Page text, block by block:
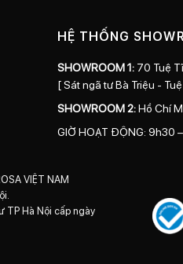
HỆ THỐNG
SHOWROOM 1: 70 Tuệ
[ Sát ngã tư Bà Triệu -
SHOWROOM 2:Hồ Chí
GIỜ HOẠT ĐỘNG: 9h30
VIỆT NAM
TP Hà Nội cấp ngày